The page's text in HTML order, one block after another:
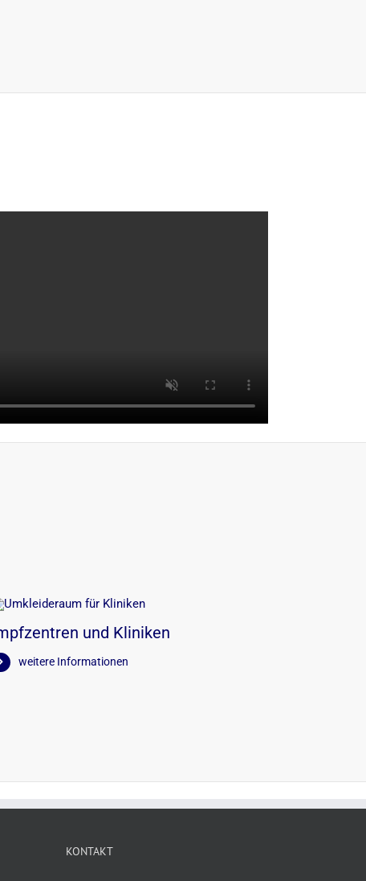
und Kliniken
weitere Informationen
KONTAKT